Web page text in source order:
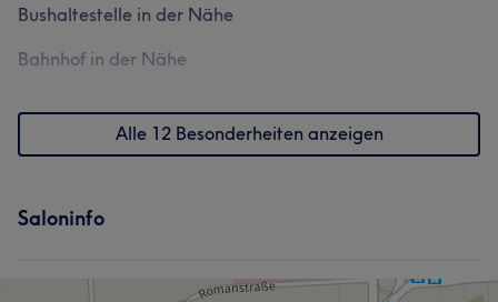
Bushaltestelle in der Nähe
Bahnhof in der Nähe
Alle 12 Besonderheiten anzeigen
Saloninfo